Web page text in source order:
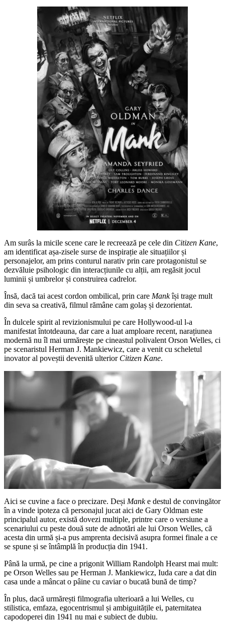
Am surâs la micile scene care le recreează pe cele din Citizen Kane,
am identificat așa-zisele surse de inspirație ale situațiilor și
personajelor, am prins conturul narativ prin care protagonistul se
dezvăluie psihologic din interacțiunile cu alții, am regăsit jocul
luminii și umbrelor și construirea cadrelor.
Însă, dacă tai acest cordon ombilical, prin care Mankîși trage mult
din seva sa creativă, filmul rămâne cam golaș și dezorientat.
În dulcele spirit al revizionismului pe care Hollywood-ul l-a
manifestat întotdeauna, dar care a luat amploare recent, narațiunea
modernă nu îl mai urmărește pe cineastul polivalent Orson Welles, ci
pe scenaristul Herman J. Mankiewicz, care a venit cu scheletul
inovator al poveștii devenită ulterior Citizen Kane.
Aici se cuvine a face o precizare. Deși Manke destul de convingător
în a vinde ipoteza că personajul jucat aici de Gary Oldman este
principalul autor, există dovezi multiple, printre care o versiune a
scenariului cu peste două sute de adnotări ale lui Orson Welles, că
acesta din urmă și-a pus amprenta decisivă asupra formei finale a ce
se spune și se întâmplă în producția din 1941.
Până la urmă, pe cine a prigonit William Randolph Hearst mai mult:
pe Orson Welles sau pe Herman J. Mankiewicz, Iuda care a dat din
casa unde a mâncat o pâine cu caviar o bucată bună de timp?
În plus, dacă urmărești filmografia ulterioară a lui Welles, cu
stilistica, emfaza, egocentrismul și ambiguitățile ei, paternitatea
capodoperei din 1941 nu mai e subiect de dubiu.